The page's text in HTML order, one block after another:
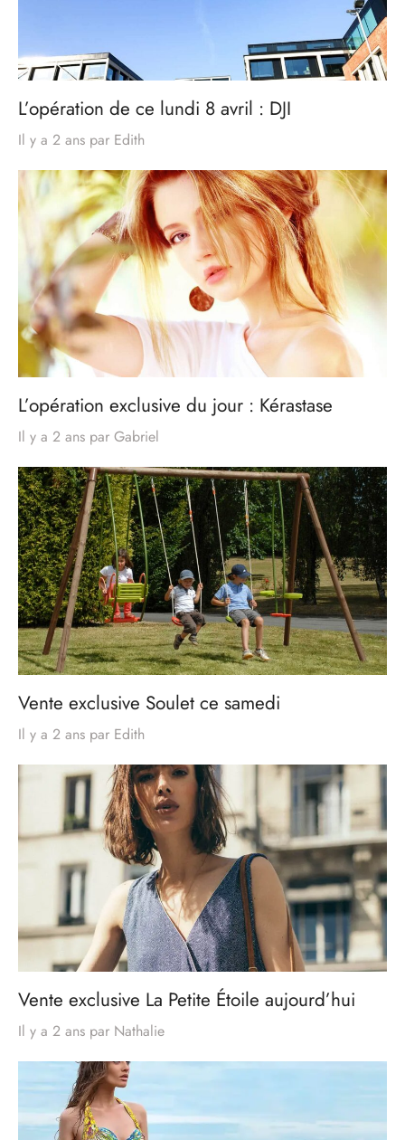
L’opération de ce lundi 8 avril : DJI
Il y a 2 ans par Edith
L’opération exclusive du jour : Kérastase
Il y a 2 ans par Gabriel
Vente exclusive Soulet ce samedi
Il y a 2 ans par Edith
Vente exclusive La Petite Étoile aujourd’hui
Il y a 2 ans par Nathalie